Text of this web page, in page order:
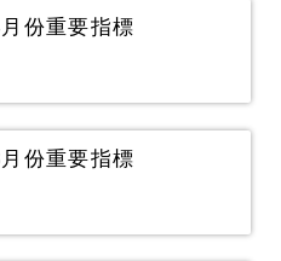
份重要指標
份重要指標